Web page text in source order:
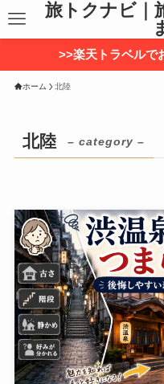
旅トクナビ｜
>>楽天トラベルで
ホーム 北陸
北陸 – category –